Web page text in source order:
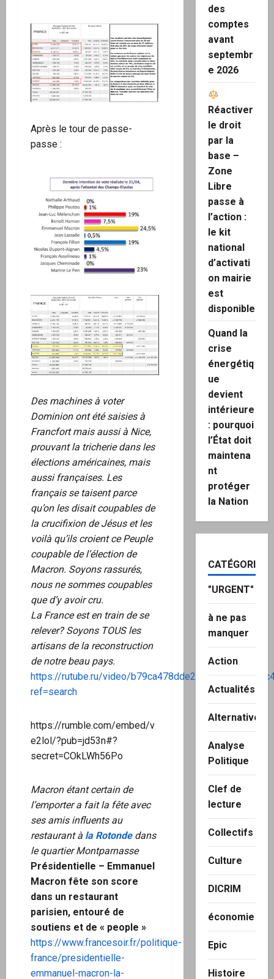
Après le tour de passe-
passe :
Des machines à voter
Dominion ont été saisies à
Francfort mais aussi à Nice,
prouvant la tricherie dans les
élections américaines, mais
aussi françaises. Les
français se taisent parce
qu’on les disait coupables de
la crucifixion de Jésus et les
voilà qu’ils croient ce Peuple
coupable de l’élection de
Macron. Soyons rassurés,
nous ne sommes coupables
que d’y avoir cru.
La France est en train de se
relever? Soyons TOUS les
artisans de la reconstruction
de notre beau pays.
https://rutube.ru/video/
ref=search
https://rumble.com/embed/v
e2lol/?pub=jd53n#?
secret=COkLWh56Po
Macron étant certain de
l’emporter a fait la fête avec
ses amis influents au
restaurant à la Rotondedans
le quartier Montparnasse
Présidentielle – Emmanuel
Macron fête son score
dans un restaurant
parisien, entouré de
soutiens et de « people »
https://www.francesoir.fr/politique-
france/presidentielle-
emmanuel-macron-la-
des
comptes
avant
septembr
e 2026
Réactiver
le droit
par la
base –
Zone
Libre
passe à
l’action :
le kit
national
d’activati
on mairie
est
disponible
Quand la
crise
énergétiq
ue
devient
intérieure
: pourquoi
l’État doit
maintena
nt
protéger
la Nation
CATÉGORIES
"URGENT"
à ne pas
manquer
Action
Actualités
Alternatives
Analyse
Politique
Clef de
lecture
Collectifs
Culture
DICRIM
économie
Epic
Histoire